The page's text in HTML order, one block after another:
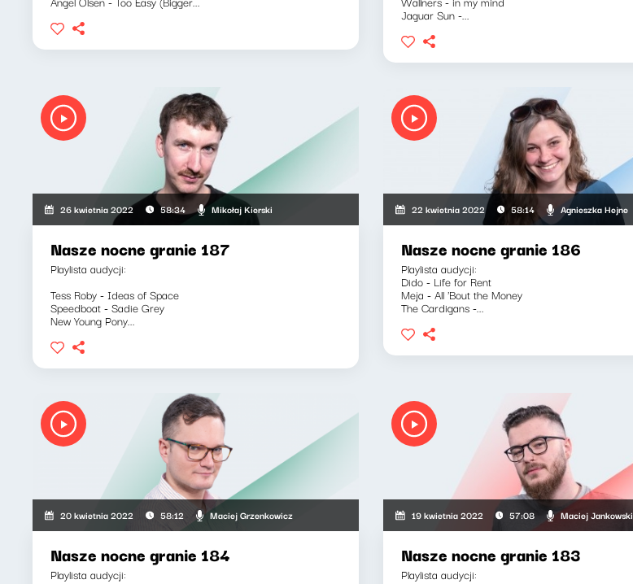
Jaguar Sun -...
26 kwietnia 2022 58:34 Mikołaj Kierski
Nasze nocne granie 187
Playlista audycji:
Tess Roby - Ideas of Space
Speedboat - Sadie Grey
New Young Pony...
22 kwietnia 2022 58:14 Agnieszka Hejne
Nasze nocne granie 186
Playlista audycji:
Dido - Life for Rent
Meja - All 'Bout the Money
The Cardigans -...
20 kwietnia 2022 58:12 Maciej Grzenkowicz
Nasze nocne granie 184
Playlista audycji:
19 kwietnia 2022 57:08 Maciej Jankowski
Nasze nocne granie 183
Playlista audycji: